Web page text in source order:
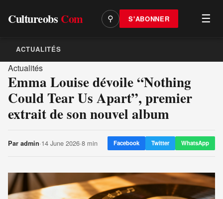
Cultureobs Com ⚲ S'ABONNER ☰
ACTUALITÉS
Actualités
Emma Louise dévoile “Nothing
Could Tear Us Apart”, premier
extrait de son nouvel album
Par admin·14 June 2026·8 min Facebook Twitter WhatsApp